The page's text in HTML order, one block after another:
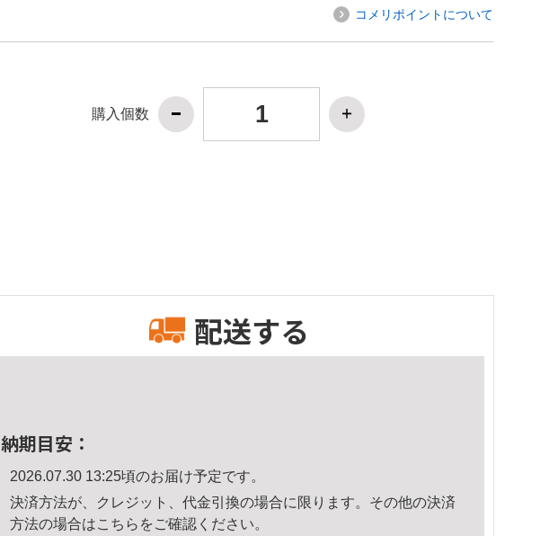
コメリポイントについて
購入個数
配送する
納期目安：
2026.07.30 13:25頃のお届け予定です。
決済方法が、クレジット、代金引換の場合に限ります。その他の決済
方法の場合はこちら をご確認ください。